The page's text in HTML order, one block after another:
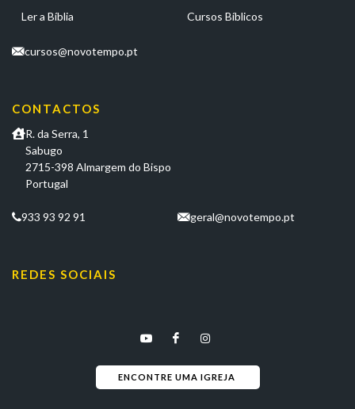
Ler a Bíblia Cursos Bíblicos
cursos@novotempo.pt
CONTACTOS
R. da Serra, 1
Sabugo
2715-398 Almargem do Bispo
Portugal
933 93 92 91 geral@novotempo.pt
REDES SOCIAIS
ENCONTRE UMA IGREJA